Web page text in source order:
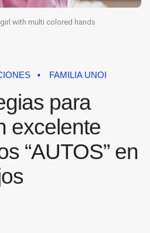
FAMILIA UNOI
para
excelente
“AUTOS” en
with multi colored hands